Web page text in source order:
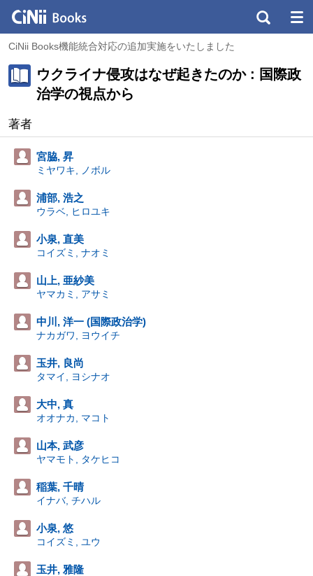
CiNii Books機能統合対応の追加実施をいたしました
ウクライナ侵攻はなぜ起きたのか : 国際政
治学の視点から
著者
宮脇, 昇
ミヤワキ, ノボル
浦部, 浩之
ウラベ, ヒロユキ
小泉, 直美
コイズミ, ナオミ
山上, 亜紗美
ヤマカミ, アサミ
中川, 洋一 (国際政治学)
ナカガワ, ヨウイチ
玉井, 良尚
タマイ, ヨシナオ
大中, 真
オオナカ, マコト
山本, 武彦
ヤマモト, タケヒコ
稲葉, 千晴
イナバ, チハル
小泉, 悠
コイズミ, ユウ
玉井, 雅隆